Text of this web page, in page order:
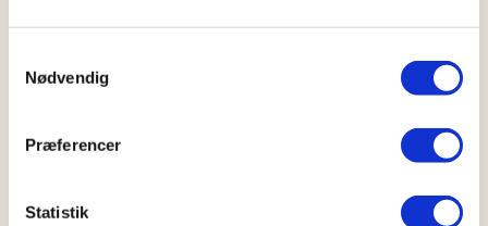
Nødvendig
Præferencer
Statistik